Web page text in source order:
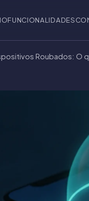
FUNCIONALIDADES
Roubados: O